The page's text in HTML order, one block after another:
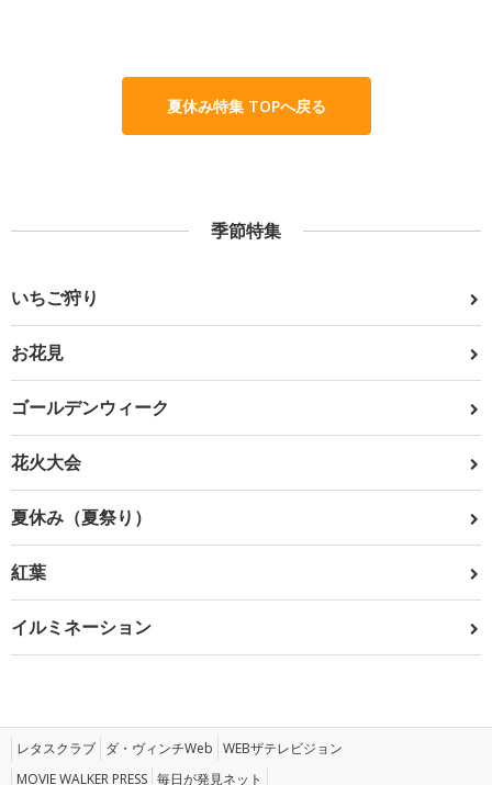
夏休み特集 TOPへ戻る
季節特集
いちご狩り
お花見
ゴールデンウィーク
花火大会
夏休み（夏祭り）
紅葉
イルミネーション
レタスクラブ ダ・ヴィンチWeb WEBザテレビジョン
MOVIE WALKER PRESS 毎日が発見ネット